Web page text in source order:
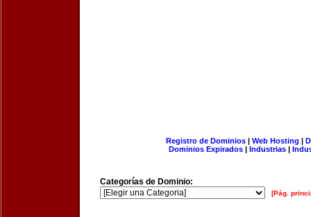
Registro de Dominios| Web Hosting |
Dominios Expirados | Industrias |
Categorías de Dominio:
[Pág.